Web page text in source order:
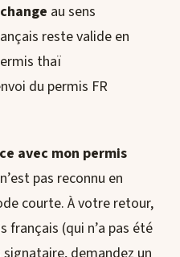
au sens
reste valide en
thaï
du permis FR
avec mon permis
pas reconnu en
courte. À votre retour,
français (qui n’a pas été